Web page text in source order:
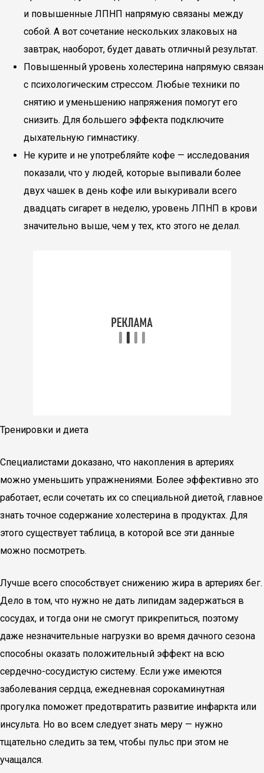
и повышенные ЛПНП напрямую связаны между
собой. А вот сочетание нескольких злаковых на
завтрак, наоборот, будет давать отличный результат.
Повышенный уровень холестерина напрямую связан
с психологическим стрессом. Любые техники по
снятию и уменьшению напряжения помогут его
снизить. Для большего эффекта подключите
дыхательную гимнастику.
Не курите и не употребляйте кофе — исследования
показали, что у людей, которые выпивали более
двух чашек в день кофе или выкуривали всего
двадцать сигарет в неделю, уровень ЛПНП в крови
значительно выше, чем у тех, кто этого не делал.
Тренировки и диета
Специалистами доказано, что накопления в артериях
можно уменьшить упражнениями. Более эффективно это
работает, если сочетать их со специальной диетой, главное
знать точное содержание холестерина в продуктах. Для
этого существует таблица, в которой все эти данные
можно посмотреть.
Лучше всего способствует снижению жира в артериях бег.
Дело в том, что нужно не дать липидам задержаться в
сосудах, и тогда они не смогут прикрепиться, поэтому
даже незначительные нагрузки во время дачного сезона
способны оказать положительный эффект на всю
сердечно-сосудистую систему. Если уже имеются
заболевания сердца, ежедневная сорокаминутная
прогулка поможет предотвратить развитие инфаркта или
инсульта. Но во всем следует знать меру — нужно
тщательно следить за тем, чтобы пульс при этом не
учащался.